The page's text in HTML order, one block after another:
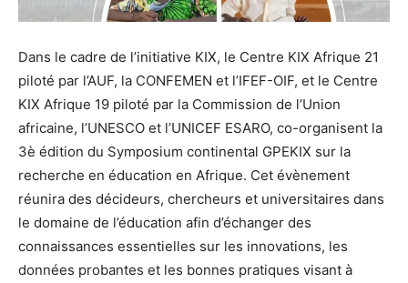
Dans le cadre de l’initiative KIX, le Centre KIX Afrique 21
piloté par l’AUF, la CONFEMEN et l’IFEF-OIF, et le Centre
KIX Afrique 19 piloté par la Commission de l’Union
africaine, l’UNESCO et l’UNICEF ESARO, co-organisent la
3è édition du Symposium continental GPEKIX sur la
recherche en éducation en Afrique. Cet évènement
réunira des décideurs, chercheurs et universitaires dans
le domaine de l’éducation afin d’échanger des
connaissances essentielles sur les innovations, les
données probantes et les bonnes pratiques visant à